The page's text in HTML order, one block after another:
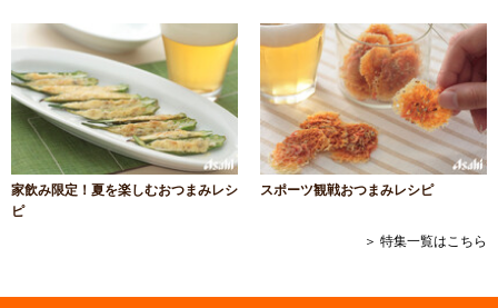
家飲み限定！夏を楽しむおつまみレシ
ピ
スポーツ観戦おつまみレシピ
＞ 特集一覧はこちら